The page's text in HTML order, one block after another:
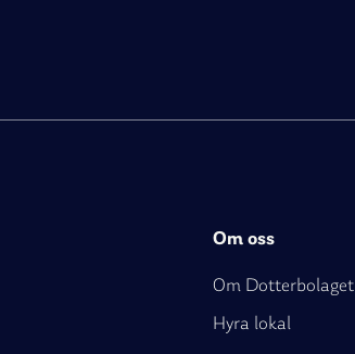
Om oss
Om Dotterbolaget
Hyra lokal